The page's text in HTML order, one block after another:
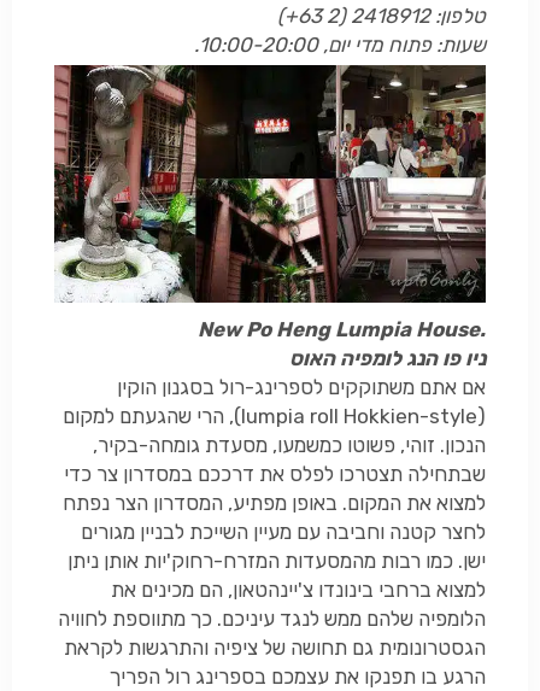
טלפון:(+63 2) 2418912
שעות: פתוח מדי יום, 10:00-20:00.
New Po Heng Lumpia House.
ניו פו הנג לומפיה האוס
אם אתם משתוקקים לספרינג-רול בסגנון הוקין
(
lumpia roll Hokkien-style), הרי שהגעתם למקום
הנכון. זוהי, פשוטו כמשמעו, מסעדת גומחה-בקיר,
שבתחילה תצטרכו לפלס את דרככם במסדרון צר כדי
למצוא את המקום. באופן מפתיע, המסדרון הצר נפתח
לחצר קטנה וחביבה עם מעיין השייכת לבניין מגורים
ישן. כמו רבות מהמסעדות המזרח-רחוק'יות אותן ניתן
למצוא ברחבי בינונדו צ'יינהטאון, הם מכינים את
הלומפיה שלהם ממש לנגד עיניכם. כך מתווספת לחוויה
הגסטרונומית גם תחושה של ציפיה והתרגשות לקראת
הרגע בו תפנקו את עצמכם בספרינג רול הפריך